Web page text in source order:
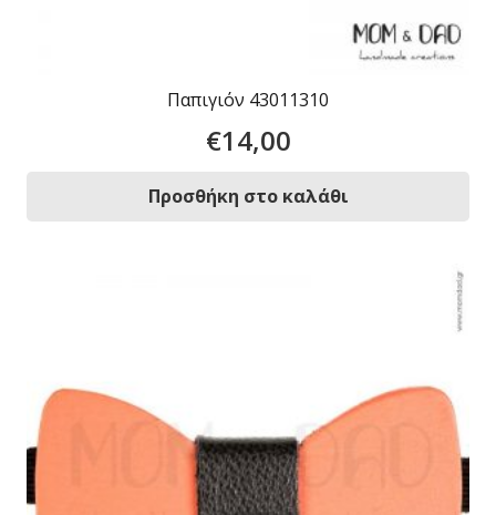
Παπιγιόν 43011310
€14,00
Προσθήκη στο καλάθι